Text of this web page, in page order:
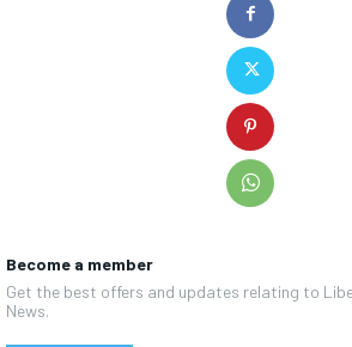
Become a member
Get the best offers and updates relating to
News.